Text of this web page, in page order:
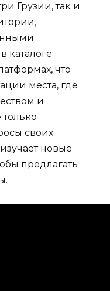
Грузии, так и
каталоге
что
места, где
и
своих
новые
предлагать